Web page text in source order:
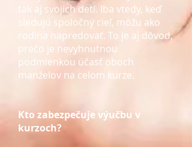
tak aj svojich detí. Iba vtedy, keď
sledujú spoločný cieľ, môžu ako
rodina napredovať. To je aj dôvod,
prečo je nevyhnutnou
podmienkou účasť oboch
manželov na celom kurze.
Kto zabezpečuje výučbu v
kurzoch?